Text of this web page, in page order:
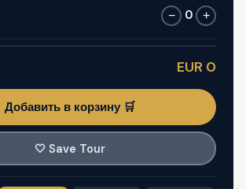
− 0 +
EUR 0
Добавить в корзину 🛒
🤍 Save Tour